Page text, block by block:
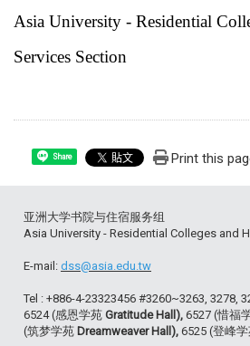
Asia University - Residential
Services Section
Share Print this
亚洲大学书院与住宿服务组
Asia University - Residential Colleges and
E-mail: dss@asia.edu.tw
Tel : +886-4-23323456 #3260~3263, 3278,
6524 (感恩学苑 Gratitude Hall), 6527 (惜福
(筑梦学苑 Dreamweaver Hall), 6525 (登峰